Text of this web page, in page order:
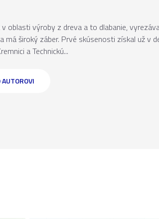
v oblasti výroby z dreva a to dlabanie,
má široký záber. Prvé skúsenosti získal už
a Technickú...
AUTOROVI